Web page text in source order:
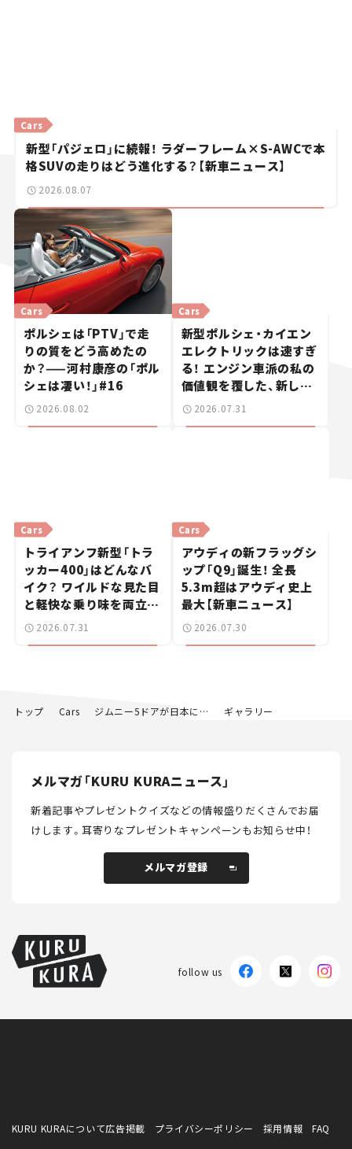
新型「パジェロ」に続報！ ラダーフレーム×S-AWCで本
格SUVの走りはどう進化する？【新車ニュース】
Cars
2026.08.07
ポルシェは「PTV」で走
りの質をどう高めたの
か？——河村康彦の「ポル
シェは凄い！」#16
Cars
2026.08.02
新型ポルシェ・カイエン
エレクトリックは速すぎ
る！ エンジン車派の私の
価値観を覆した、新しい
ポルシェの走り。
Cars
2026.07.31
トライアンフ新型「トラ
ッカー400」はどんなバ
イク？ ワイルドな見た目
と軽快な乗り味を両立し
た400ccフラットトラッ
Cars
2026.07.31
アウディの新フラッグシ
ップ「Q9」誕生！ 全長
5.3m超はアウディ史上
最大【新車ニュース】
Cars
2026.07.30
トップ Cars ジムニー5ドアが日本にやって来るヤァ! ヤァ! ヤァ! スズキ新型「ジムニー ノマド」が発売決定。【新車ニュース】 ギャラリー
メルマガ「KURU KURAニュース」
新着記事やプレゼントクイズなどの情報盛りだくさんでお届
けします。耳寄りなプレゼントキャンペーンもお知らせ中！
メルマガ登録
follow us
KURU KURAについて広告掲載 プライバシーポリシー 採用情報 FAQ